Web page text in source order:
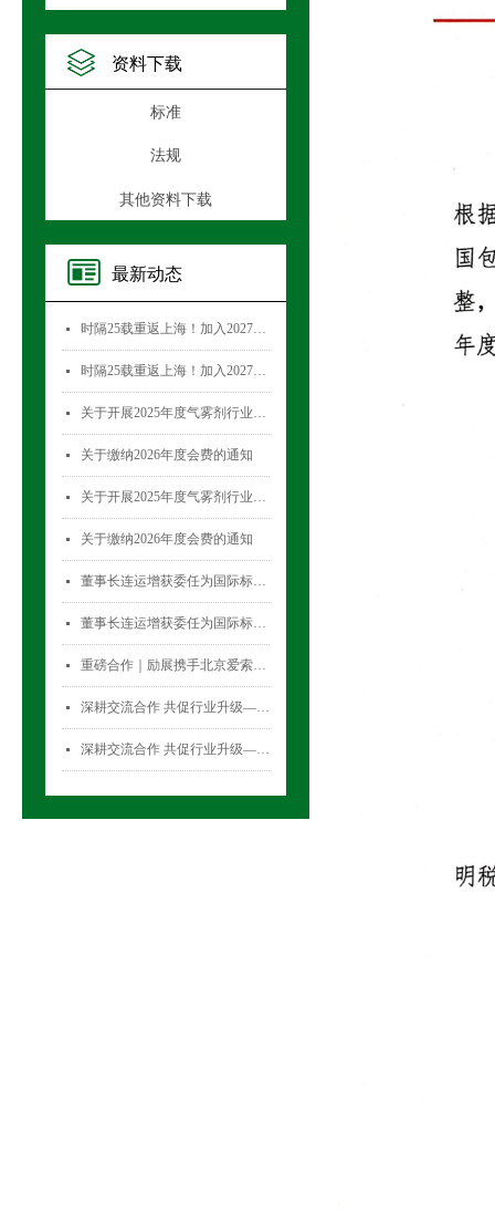
资料下载
标准
法规
其他资料下载
最新动态
넷 时隔25载重返上海！加入2027国际气雾剂与金属容器展览会，直面30,000+全球买家！
넷 时隔25载重返上海！加入2027国际气雾剂与金属容器展览会，直面30,000+全球买家！
넷 关于开展2025年度气雾剂行业数据统计工作的通知
넷 关于缴纳2026年度会费的通知
넷 关于开展2025年度气雾剂行业数据统计工作的通知
넷 关于缴纳2026年度会费的通知
넷 董事长连运增获委任为国际标准化组织薄壁金属容器技术委员会(ISO/TC52)主席
넷 董事长连运增获委任为国际标准化组织薄壁金属容器技术委员会(ISO/TC52)主席
넷 重磅合作｜励展携手北京爱索塞瑞斯展览有限公司 全新升级国际气雾剂与金属容器展览会！
넷 深耕交流合作 共促行业升级——气雾剂委员会开展专项访问活动
넷 深耕交流合作 共促行业升级——气雾剂委员会开展专项访问活动